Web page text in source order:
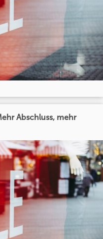
Abschluss, mehr